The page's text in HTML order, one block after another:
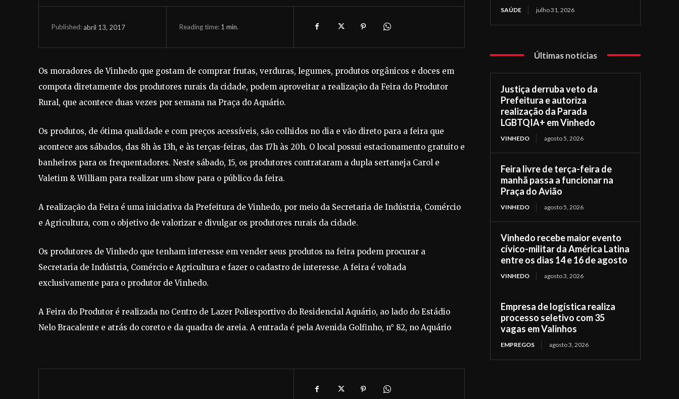
Published: abril 13, 2017 Reading time: 1 min.
Os moradores de Vinhedo que gostam de comprar frutas, verduras, legumes, produtos orgânicos e doces em
compota diretamente dos produtores rurais da cidade, podem aproveitar a realização da Feira do Produtor
Rural, que acontece duas vezes por semana na Praça do Aquário.
Os produtos, de ótima qualidade e com preços acessíveis, são colhidos no dia e vão direto para a feira que
acontece aos sábados, das 8h às 13h, e às terças-feiras, das 17h às 20h. O local possui estacionamento gratuito e
banheiros para os frequentadores. Neste sábado, 15, os produtores contrataram a dupla sertaneja Carol e
Valetim & William para realizar um show para o público da feira.
A realização da Feira é uma iniciativa da Prefeitura de Vinhedo, por meio da Secretaria de Indústria, Comércio
e Agricultura, com o objetivo de valorizar e divulgar os produtores rurais da cidade.
Os produtores de Vinhedo que tenham interesse em vender seus produtos na feira podem procurar a
Secretaria de Indústria, Comércio e Agricultura e fazer o cadastro de interesse. A feira é voltada
exclusivamente para o produtor de Vinhedo.
A Feira do Produtor é realizada no Centro de Lazer Poliesportivo do Residencial Aquário, ao lado do Estádio
Nelo Bracalente e atrás do coreto e da quadra de areia. A entrada é pela Avenida Golfinho, n° 82, no Aquário
SAÚDE julho 31, 2026
Últimas notícias
Justiça derruba veto da
Prefeitura e autoriza
realização da Parada
LGBTQIA+ em Vinhedo
VINHEDO agosto 5, 2026
Feira livre de terça-feira de
manhã passa a funcionar na
Praça do Avião
VINHEDO agosto 5, 2026
Vinhedo recebe maior evento
cívico-militar da América Latina
entre os dias 14 e 16 de agosto
VINHEDO agosto 3, 2026
Empresa de logística realiza
processo seletivo com 35
vagas em Valinhos
EMPREGOS agosto 3, 2026